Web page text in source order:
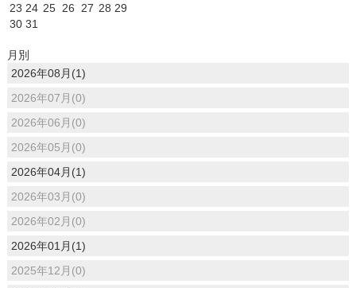
23 24 25 26 27 28 29
30 31
月別
2026年08月(1)
2026年07月(0)
2026年06月(0)
2026年05月(0)
2026年04月(1)
2026年03月(0)
2026年02月(0)
2026年01月(1)
2025年12月(0)